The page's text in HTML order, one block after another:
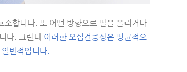
합니다. 또 어떤 방향으로 팔을 올리거나
다. 그런데 이러한 오십견증상은 평균적으
반적입니다.